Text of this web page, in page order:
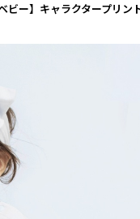
ビー】キャラクタープリ